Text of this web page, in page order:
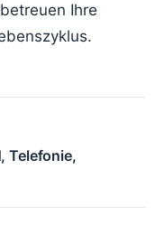
Ihre
Telefonie,